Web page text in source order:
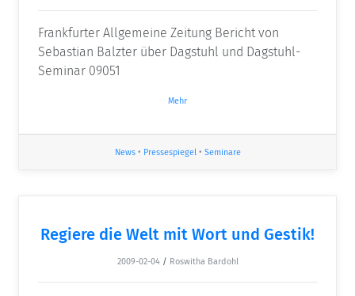
Frankfurter Allgemeine Zeitung Bericht von
Sebastian Balzter über Dagstuhl und Dagstuhl-
Seminar 09051
Mehr
News• Pressespiegel• Seminare
Regiere die Welt mit Wort und Gestik!
2009-02-04 / Roswitha Bardohl